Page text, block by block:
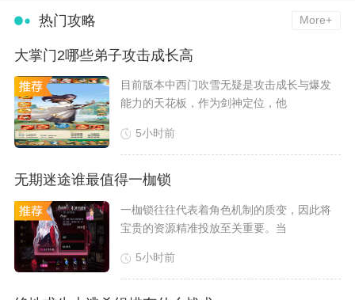
热门攻略 More+
大掌门2哪些弟子攻击成长高
​目前版本中西门吹雪无疑是攻击成长与爆发
能力的天花板，作为剑神定位，他
5小时前
无期迷途谁最值得一枷锁
​一枷锁往往代表着角色机制的质变，因此将
宝贵的资源精准投放至关重要。当
5小时前